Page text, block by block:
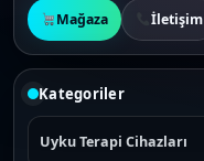
Mağaza İletişim
Kategoriler
Uyku Terapi Cihazları